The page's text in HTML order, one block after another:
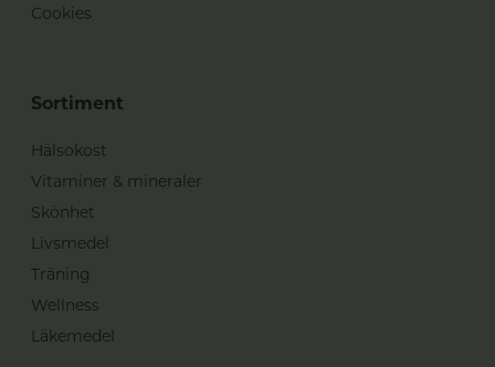
Cookies
Sortiment
Hälsokost
Vitaminer & mineraler
Skönhet
Livsmedel
Träning
Wellness
Läkemedel